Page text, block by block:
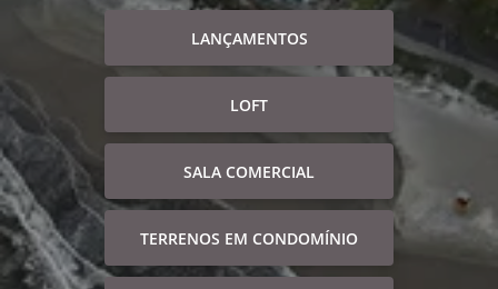
LANÇAMENTOS
LOFT
SALA COMERCIAL
TERRENOS EM CONDOMÍNIO